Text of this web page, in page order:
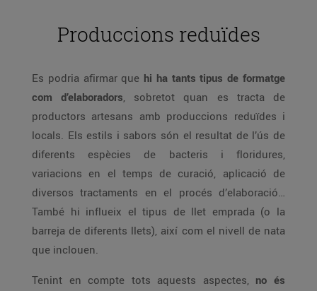
Produccions reduïdes
Es podria afirmar que hi ha tants tipus de formatge
com d’elaboradors, sobretot quan es tracta de
productors artesans amb produccions reduïdes i
locals. Els estils i sabors són el resultat de l’ús de
diferents espècies de bacteris i floridures,
variacions en el temps de curació, aplicació de
diversos tractaments en el procés d’elaboració…
També hi influeix el tipus de llet emprada (o la
barreja de diferents llets), així com el nivell de nata
que inclouen.
Tenint en compte tots aquests aspectes, no és